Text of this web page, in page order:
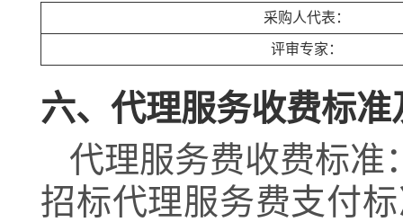
采购人代表：
评审专家：
六、代理服务收费标准
代理服务费收费标准
招标代理服务费支付